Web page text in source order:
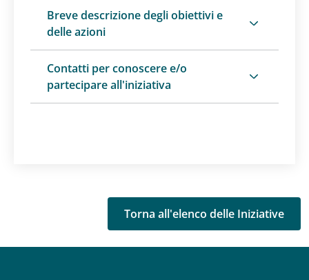
Breve descrizione degli obiettivi e
delle azioni
Contatti per conoscere e/o
partecipare all'iniziativa
Torna all'elenco delle Iniziative